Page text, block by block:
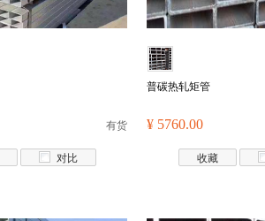
有货
对比
普碳热轧矩管
¥ 5760.00
收藏